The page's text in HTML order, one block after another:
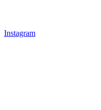
Instagram